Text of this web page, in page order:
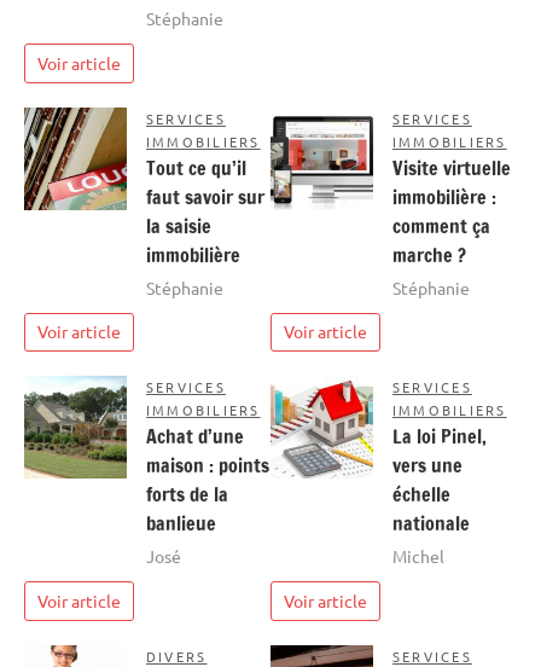
Stéphanie
Voir article
SERVICES
IMMOBILIERS
Tout ce qu’il
faut savoir sur
la saisie
immobilière
Stéphanie
Voir article
SERVICES
IMMOBILIERS
Visite virtuelle
immobilière :
comment ça
marche ?
Stéphanie
Voir article
SERVICES
IMMOBILIERS
Achat d’une
maison : points
forts de la
banlieue
José
Voir article
SERVICES
IMMOBILIERS
La loi Pinel,
vers une
échelle
nationale
Michel
Voir article
DIVERS
SERVICES